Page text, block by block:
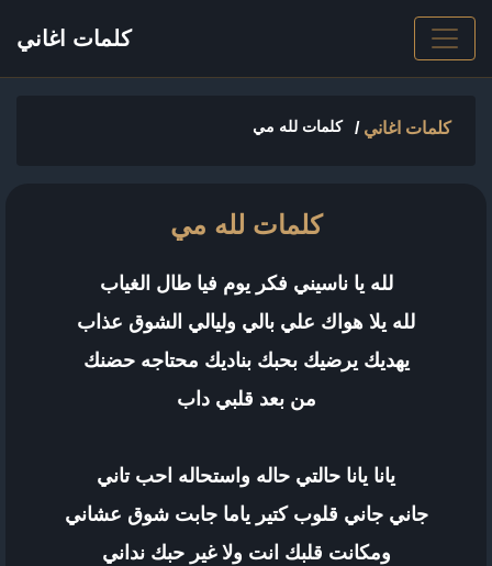
كلمات اغاني
كلمات اغاني/ كلمات لله مي
كلمات لله مي
لله يا ناسيني فكر يوم فيا طال الغياب
لله يلا هواك علي بالي وليالي الشوق عذاب
يهديك يرضيك بحبك بناديك محتاجه حضنك
من بعد قلبي داب
يانا يانا حالتي حاله واستحاله احب تاني
جاني جاني قلوب كتير ياما جابت شوق عشاني
ومكانت قلبك انت ولا غير حبك نداني